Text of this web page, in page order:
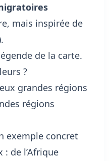
mais inspirée de
de la carte.
?
grandes régions
régions
exemple concret
de l’Afrique